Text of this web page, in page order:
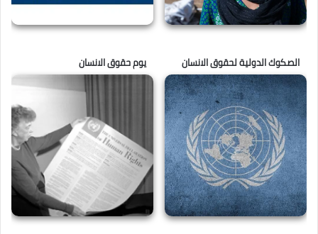
الصكوك الدولية لحقوق الانسان يوم حقوق الانسان